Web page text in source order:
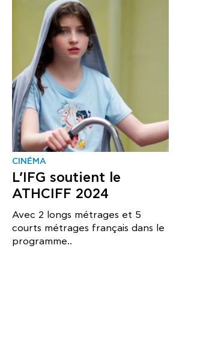
CINÉMA
L’IFG soutient le
ATHCIFF 2024
Avec 2 longs métrages et 5
courts métrages français dans le
programme..